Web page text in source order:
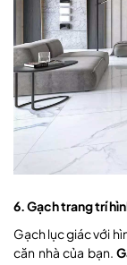
6. Gạch trang trí
Gạch lục giác với
căn nhà của bạn.